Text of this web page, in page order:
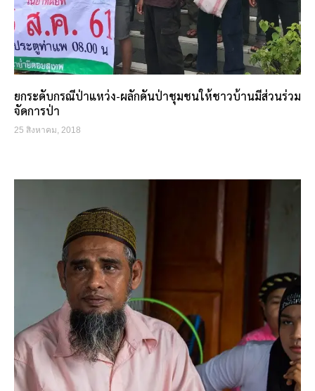
ยกระดับกรณีป่าแหว่ง-ผลักดันป่าชุมชนให้ชาวบ้านมีส่วนร่วม
จัดการป่า
25 สิงหาคม, 2018